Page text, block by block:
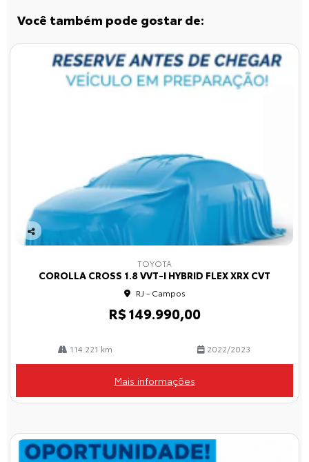
Você também pode gostar de:
Co
TOYOTA
COROLLA CROSS 1.8 VVT-I HYBRID FLEX XRX CVT
RJ - Campos
R$ 149.990,00
114.221 km 2022/2023
Mais informações